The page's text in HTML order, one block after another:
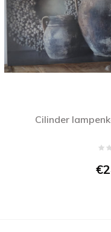
Cilinder